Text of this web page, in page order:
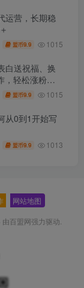
运营，长期稳
盟币9.9 1015
白送祝福、换
，轻松涨粉
盟币9.9 1015
从0到1开始写
盟币9.9 1013
网站地图
· 由百盟网强力驱动.